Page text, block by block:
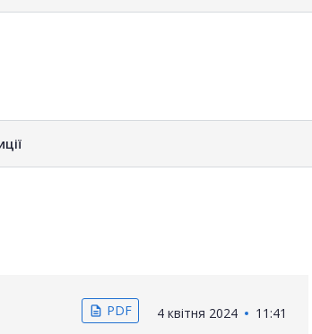
description PDF 4 квітня 2024 11:41